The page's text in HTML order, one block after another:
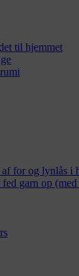
til hjemmet
for og lynlås i
garn op